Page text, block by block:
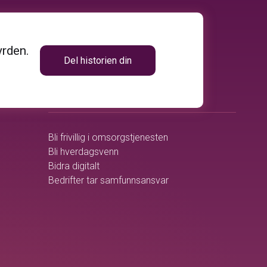
Del historien din
Bli frivillig i omsorgstjenesten
Bli hverdagsvenn
Bidra digitalt
Bedrifter tar samfunnsansvar